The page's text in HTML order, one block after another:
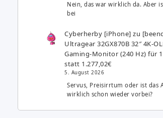
Nein, das war wirklich da. Aber
bei
Cyberherby [iPhone] zu
Ultragear 32GX870B 32″ 4K-
Gaming-Monitor (240 Hz) für
statt 1.277,02€
5. August 2026
Servus, Preisirrtum oder ist das
wirklich schon wieder vorbei?